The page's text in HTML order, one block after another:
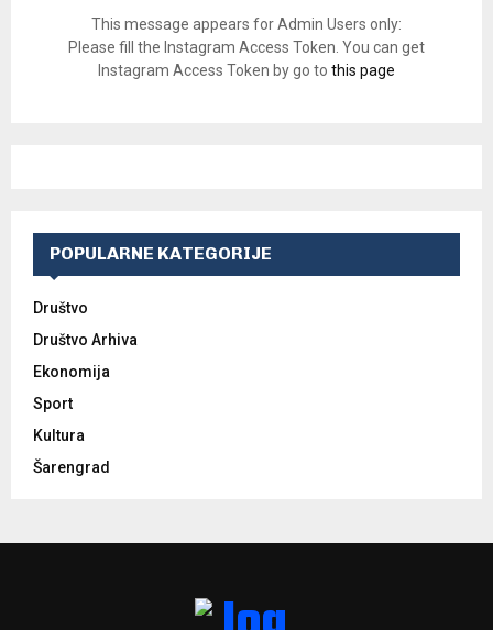
This message appears for Admin Users only:
Please fill the Instagram Access Token. You can get
Instagram Access Token by go to this page
POPULARNE KATEGORIJE
Društvo
Društvo Arhiva
Ekonomija
Sport
Kultura
Šarengrad